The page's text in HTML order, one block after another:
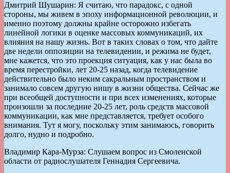
Дмитрий Шушарин: Я считаю, что парадокс, с одной
стороны, мы живем в эпоху информационной революции, и
именно поэтому должны крайне осторожно избегать
линейной логики в оценке массовых коммуникаций, их
влияния на нашу жизнь. Вот в таких словах о том, что дайте
две недели оппозиции на телевидении, и режима не будет,
мне кажется, что это проекция ситуация, как у нас была во
время перестройки, лет 20-25 назад, когда телевидение
действительно было неким сакральным пространством и
занимало совсем другую нишу в жизни общества. Сейчас же
при всеобщей доступности и при всех изменениях, которые
произошли за последние 20-25 лет, роль средств массовой
коммуникации, как мне представляется, требует особого
внимания. Тут я могу, поскольку этим занимаюсь, говорить
долго, нудно и подробно.
Владимир Кара-Мурза: Слушаем вопрос из Смоленской
области от радиослушателя Геннадия Сергеевича.